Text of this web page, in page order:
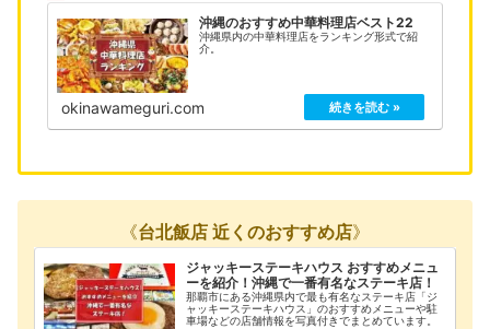
沖縄のおすすめ中華料理店ベスト22
沖縄県内の中華料理店をランキング形式で紹
介。
okinawameguri.com
《台北飯店 近くのおすすめ店》
ジャッキーステーキハウス おすすめメニュ
ーを紹介！沖縄で一番有名なステーキ店！
那覇市にある沖縄県内で最も有名なステーキ店「ジ
ャッキーステーキハウス」のおすすめメニューや駐
車場などの店舗情報を写真付きでまとめています。